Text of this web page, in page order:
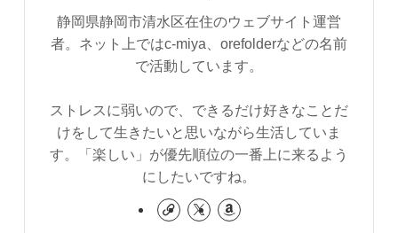
静岡県静岡市清水区在住のウェブサイト運営
者。ネット上ではc-miya、orefolderなどの名前
で活動しています。
ストレスに弱いので、できるだけ好きなことだ
けをして生きたいと思いながら生活していま
す。「楽しい」が優先順位の一番上に来るよう
にしたいですね。